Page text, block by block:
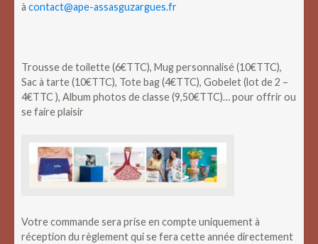
à contact@ape-assasguzargues.fr
Trousse de toilette (6€TTC), Mug personnalisé (10€TTC),
Sac à tarte (10€TTC), Tote bag (4€TTC), Gobelet (lot de 2 –
4€TTC ), Album photos de classe (9,50€TTC)… pour offrir ou
se faire plaisir
Votre commande sera prise en compte uniquement à
réception du règlement qui se fera cette année directement